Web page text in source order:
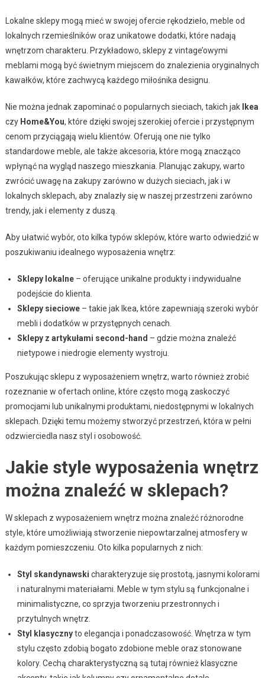
Lokalne sklepy mogą mieć w swojej ofercie rękodzieło, meble od
lokalnych rzemieślników oraz unikatowe dodatki, które nadają
wnętrzom charakteru. Przykładowo, sklepy z vintage’owymi
meblami mogą być świetnym miejscem do znalezienia oryginalnych
kawałków, które zachwycą każdego miłośnika designu.
Nie można jednak zapominać o popularnych sieciach, takich jak
Ikea
czy Home&You, które dzięki swojej szerokiej ofercie i przystępnym
cenom przyciągają wielu klientów. Oferują one nie tylko
standardowe meble, ale także akcesoria, które mogą znacząco
wpłynąć na wygląd naszego mieszkania. Planując zakupy, warto
zwrócić uwagę na zakupy zarówno w dużych sieciach, jak i w
lokalnych sklepach, aby znalazły się w naszej przestrzeni zarówno
trendy, jak i elementy z duszą.
Aby ułatwić wybór, oto kilka typów sklepów, które warto odwiedzić w
poszukiwaniu idealnego wyposażenia wnętrz:
Sklepy lokalne– oferujące unikalne produkty i indywidualne
podejście do klienta.
Sklepy sieciowe– takie jak Ikea, które zapewniają szeroki wybór
mebli i dodatków w przystępnych cenach.
Sklepy z artykułami second-hand – gdzie można znaleźć
nietypowe i niedrogie elementy wystroju.
Poszukując sklepu z wyposażeniem wnętrz, warto również zrobić
rozeznanie w ofertach online, które często mogą zaskoczyć
promocjami lub unikalnymi produktami, niedostępnymi w lokalnych
sklepach. Dzięki temu możemy stworzyć przestrzeń, która w pełni
odzwierciedla nasz styl i osobowość.
Jakie style wyposażenia wnętrz
można znaleźć w sklepach?
W sklepach z wyposażeniem wnętrz można znaleźć różnorodne
style, które umożliwiają stworzenie niepowtarzalnej atmosfery w
każdym pomieszczeniu. Oto kilka popularnych z nich:
Styl skandynawski charakteryzuje się prostotą, jasnymi kolorami
i naturalnymi materiałami. Meble w tym stylu są funkcjonalne i
minimalistyczne, co sprzyja tworzeniu przestronnych i
przytulnych wnętrz.
Styl klasycznyto elegancja i ponadczasowość. Wnętrza w tym
stylu często zdobią bogato zdobione meble oraz stonowane
kolory. Cechą charakterystyczną są tutaj również klasyczne